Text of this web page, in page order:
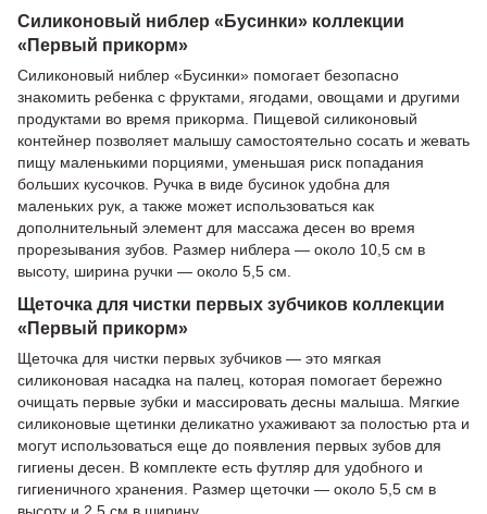
Силиконовый ниблер «Бусинки» коллекции
«Первый прикорм»
Силиконовый ниблер «Бусинки» помогает безопасно
знакомить ребенка с фруктами, ягодами, овощами и другими
продуктами во время прикорма. Пищевой силиконовый
контейнер позволяет малышу самостоятельно сосать и жевать
пищу маленькими порциями, уменьшая риск попадания
больших кусочков. Ручка в виде бусинок удобна для
маленьких рук, а также может использоваться как
дополнительный элемент для массажа десен во время
прорезывания зубов. Размер ниблера — около 10,5 см в
высоту, ширина ручки — около 5,5 см.
Щеточка для чистки первых зубчиков коллекции
«Первый прикорм»
Щеточка для чистки первых зубчиков — это мягкая
силиконовая насадка на палец, которая помогает бережно
очищать первые зубки и массировать десны малыша. Мягкие
силиконовые щетинки деликатно ухаживают за полостью рта и
могут использоваться еще до появления первых зубов для
гигиены десен. В комплекте есть футляр для удобного и
гигиеничного хранения. Размер щеточки — около 5,5 см в